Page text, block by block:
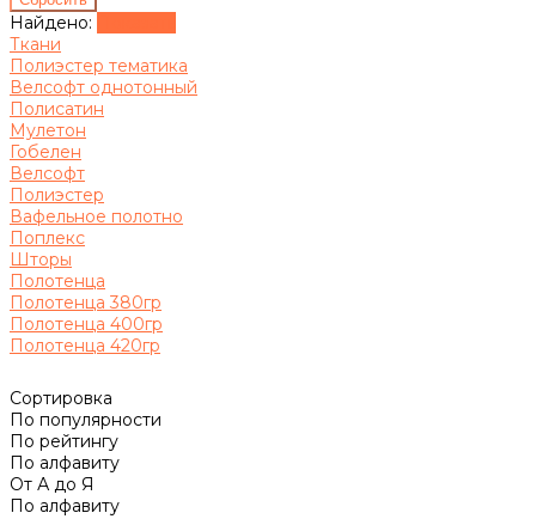
Найдено:
Ткани
Полиэстер тематика
Велсофт однотонный
Полисатин
Мулетон
Гобелен
Велсофт
Полиэстер
Вафельное полотно
Поплекс
Шторы
Полотенца
Полотенца 380гр
Полотенца 400гр
Полотенца 420гр
Сортировка
По популярности
По рейтингу
По алфавиту
От А до Я
По алфавиту